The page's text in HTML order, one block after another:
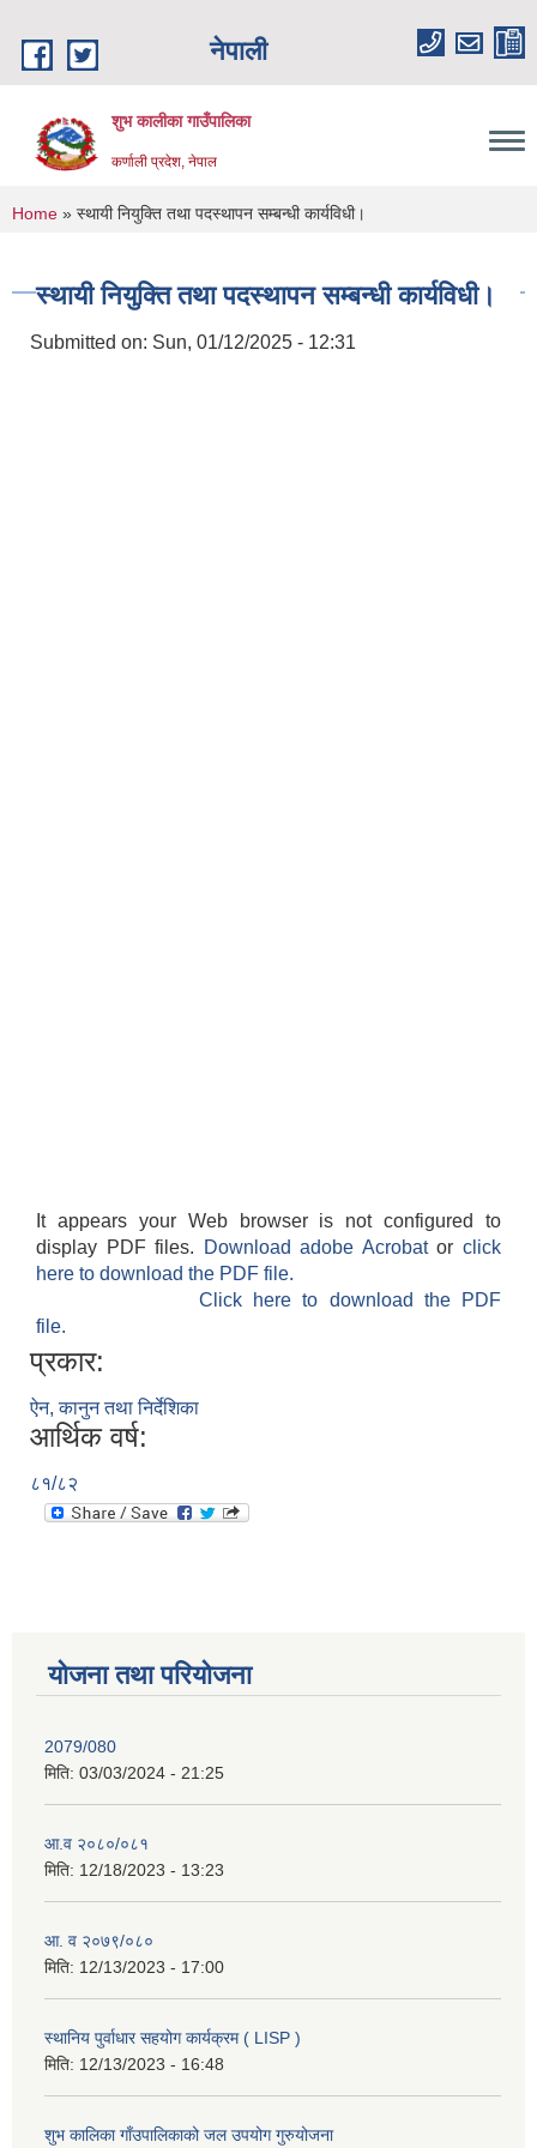
नेपाली
शुभ कालीका गाउँपालिका
कर्णाली प्रदेश, नेपाल
You are here
Home » स्थायी नियुक्ति तथा पदस्थापन सम्बन्धी कार्यविधी।
स्थायी नियुक्ति तथा पदस्थापन सम्बन्धी कार्यविधी।
Submitted on: Sun, 01/12/2025 - 12:31
It appears your Web browser is not configured to
display PDF files.
Download adobe Acrobatorclick
here to download the PDF file.
Click here to download the PDF
file.
प्रकार:
ऐन, कानुन तथा निर्देशिका
आर्थिक वर्ष:
८१/८२
योजना तथा परियोजना
2079/080
मिति: 03/03/2024 - 21:25
आ.व २०८०/०८१
मिति: 12/18/2023 - 13:23
आ. व २०७९/०८०
मिति: 12/13/2023 - 17:00
स्थानिय पुर्वाधार सहयोग कार्यक्रम ( LISP )
मिति: 12/13/2023 - 16:48
शुभ कालिका गाँउपालिकाको जल उपयोग गुरुयोजना